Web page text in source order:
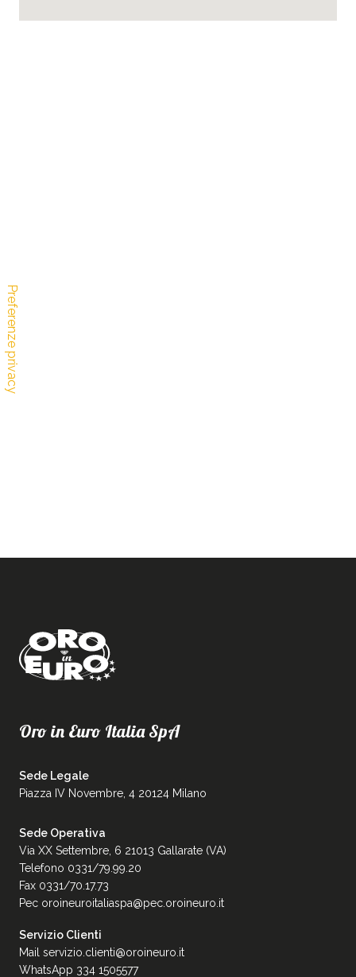
Oro in Euro Italia SpA
Sede Legale
Piazza IV Novembre, 4 20124 Milano
Sede Operativa
Via XX Settembre, 6 21013 Gallarate (VA)
Telefono 0331/79.99.20
Fax 0331/70.17.73
Pec oroineuroitaliaspa@pec.oroineuro.it
Servizio Clienti
Mail servizio.clienti@oroineuro.it
WhatsApp 334 1505577